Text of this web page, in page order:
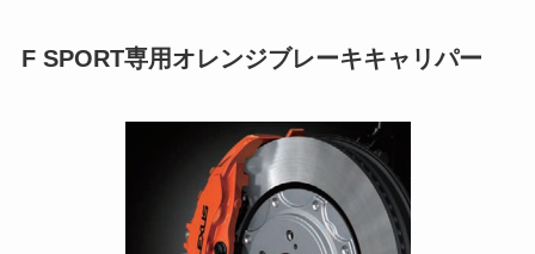
F SPORT専用オレンジブレーキキャリパー